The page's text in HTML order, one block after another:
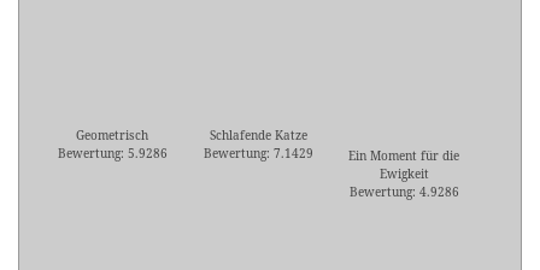
Geometrisch
Bewertung: 5.9286
Schlafende Katze
Bewertung: 7.1429
Ein Moment für die
Ewigkeit
Bewertung: 4.9286